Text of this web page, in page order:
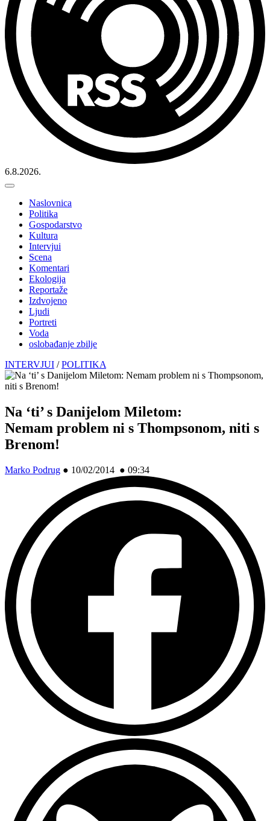
6.8.2026.
Naslovnica
Politika
Gospodarstvo
Kultura
Intervjui
Scena
Komentari
Ekologija
Reportaže
Izdvojeno
Ljudi
Portreti
Voda
oslobađanje zbilje
INTERVJUI /POLITIKA
Na ‘ti’ s Danijelom Miletom:
Nemam problem ni s Thompsonom, niti s
Brenom!
Marko Podrug ● 10/02/2014 ● 09:34